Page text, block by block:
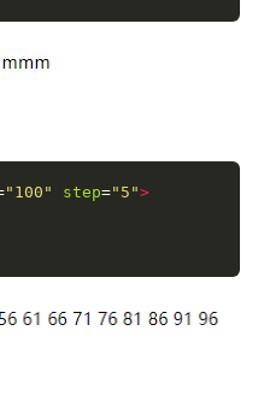
"100" step="5">